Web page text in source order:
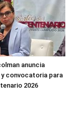
anuncia
convocatoria para
2026